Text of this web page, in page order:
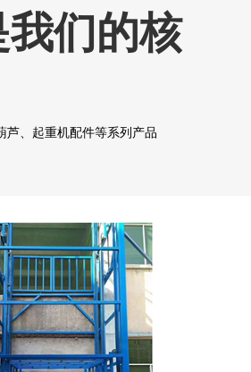
我们的核
芦、起重机配件等系列产品